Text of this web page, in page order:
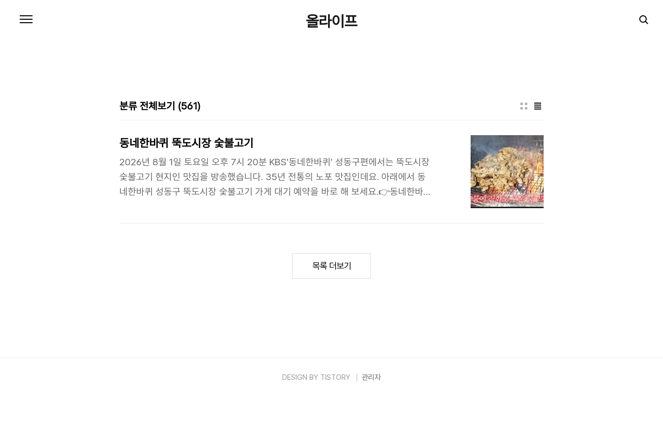
올라이프
분류 전체보기 (561)
동네한바퀴 뚝도시장 숯불고기
2026년 8월 1일 토요일 오후 7시 20분 KBS'동네한바퀴' 성동구편에서는 뚝도시장
숯불고기 현지인 맛집을 방송했습니다. 35년 전통의 노포 맛집인데요. 아래에서 동
네한바퀴 성동구 뚝도시장 숯불고기 가게 대기 예약을 바로 해 보세요.👉동네한바
이버지도푸드갤러리빈map.naver.com 👉동4.violet097.com 성수동 뚝도시장 노
포 맛집, 숯불향 가득한 비밀 숨은 맛집 공개성수동에서 요즘 스마트하게 입소문 난
목록 더보기
DESIGN BY TISTORY 관리자